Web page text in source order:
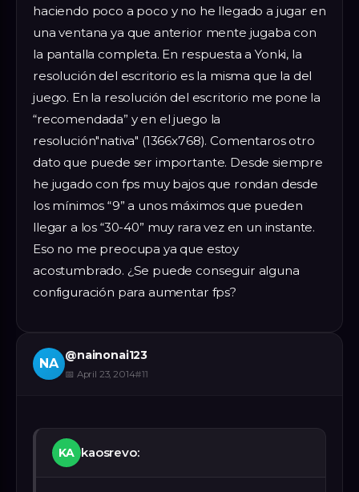
haciendo poco a poco y no he llegado a jugar en
una ventana ya que anterior mente jugaba con
la pantalla completa. En respuesta a Yonki, la
resolución del escritorio es la misma que la del
juego. En la resolución del escritorio me pone la
“recomendada” y en el juego la
resolución"nativa" (1366x768). Comentaros otro
dato que puede ser importante. Desde siempre
he jugado con fps muy bajos que rondan desde
los mínimos “9” a unos máximos que pueden
llegar a los “30-40” muy rara vez en un instante.
Eso no me preocupa ya que estoy
acostumbrado. ¿Se puede conseguir alguna
configuración para aumentar fps?
NA
@nainonai123
📅 April 23, 2014#11
KA kaosrevo: